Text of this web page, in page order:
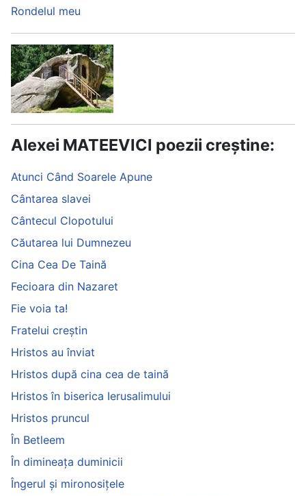
Rondelul meu
Alexei MATEEVICI poezii creștine:
Atunci Când Soarele Apune
Cântarea slavei
Cântecul Clopotului
Căutarea lui Dumnezeu
Cina Cea De Taină
Fecioara din Nazaret
Fie voia ta!
Fratelui creştin
Hristos au înviat
Hristos după cina cea de taină
Hristos în biserica Ierusalimului
Hristos pruncul
În Betleem
În dimineaţa duminicii
Îngerul şi mironosiţele